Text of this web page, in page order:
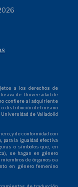
a los derechos de
de Universidad de
confiere al adquiriente
o distribución del mismo
de Valladolid
y de conformidad con
para la igualdad efectiva
o símbolos que, en
se hagan en género
de órganos o a
en género femenino